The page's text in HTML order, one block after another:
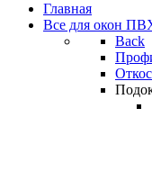
Главная
Все для окон
Back